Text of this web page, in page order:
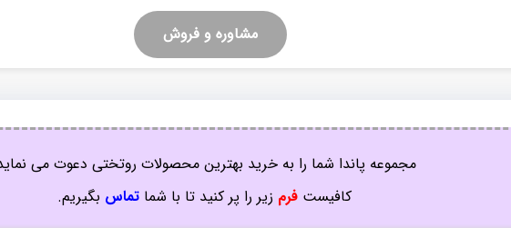
مشاوره و فروش
مجموعه پاندا شما را به خرید بهترین محصولات روتختی دعوت می
کافیستفرم زیر را پر کنید تا با شماتماس بگیریم.